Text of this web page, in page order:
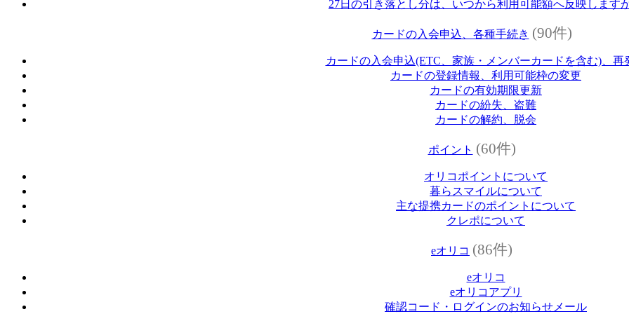
27日の引き落とし分は、いつから利用可能額へ反映します
カードの入会申込、各種手続き (90件)
カードの入会申込(ETC、家族・メンバーカードを含む)、再
カードの登録情報、利用可能枠の変更
カードの有効期限更新
カードの紛失、盗難
カードの解約、脱会
ポイント (60件)
オリコポイントについて
暮らスマイルについて
主な提携カードのポイントについて
クレポについて
eオリコ (86件)
eオリコ
eオリコアプリ
確認コード・ログインのお知らせメール